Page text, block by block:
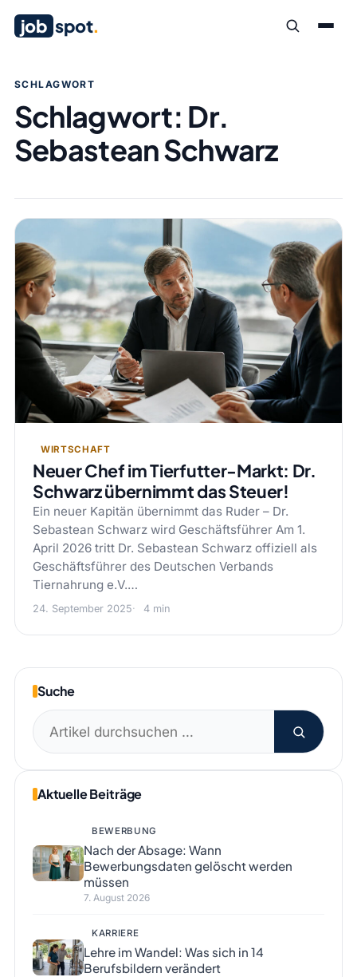
job spot.
SCHLAGWORT
Schlagwort: Dr.
Sebastean Schwarz
WIRTSCHAFT
Neuer Chef im Tierfutter-Markt: Dr.
Schwarz übernimmt das Steuer!
Ein neuer Kapitän übernimmt das Ruder – Dr.
Sebastean Schwarz wird Geschäftsführer Am 1.
April 2026 tritt Dr. Sebastean Schwarz offiziell als
Geschäftsführer des Deutschen Verbands
Tiernahrung e.V.…
24. September 2025 4 min
Suche
Suchen
nach:
Aktuelle Beiträge
BEWERBUNG
Nach der Absage: Wann
Bewerbungsdaten gelöscht werden
müssen
7. August 2026
KARRIERE
Lehre im Wandel: Was sich in 14
Berufsbildern verändert